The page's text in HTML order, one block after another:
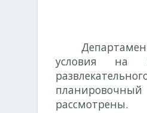
условия на
рассмотрены.